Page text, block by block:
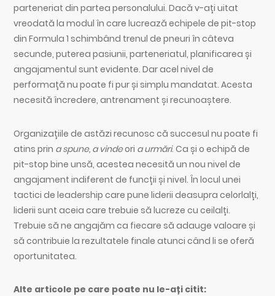
parteneriat din partea personalului. Dacă v-ați uitat
vreodată la modul în care lucrează echipele de pit-stop
din Formula 1 schimbând trenul de pneuri în câteva
secunde, puterea pasiunii, parteneriatul, planificarea și
angajamentul sunt evidente. Dar acel nivel de
performață nu poate fi pur și simplu mandatat. Acesta
necesită încredere, antrenament și recunoaștere.
Organizațiile de astăzi recunosc că succesul nu poate fi
atins prin a spune, a vindeori a urmări. Ca și o echipă de
pit-stop bine unsă, acestea necesită un nou nivel de
angajament indiferent de funcții și nivel. În locul unei
tactici de leadership care pune liderii deasupra celorlalți,
liderii sunt aceia care trebuie să lucreze cu ceilalți.
Trebuie să ne angajăm ca fiecare să adauge valoare și
să contribuie la rezultatele finale atunci când li se oferă
oportunitatea.
Alte articole pe care poate nu le-ați citit: